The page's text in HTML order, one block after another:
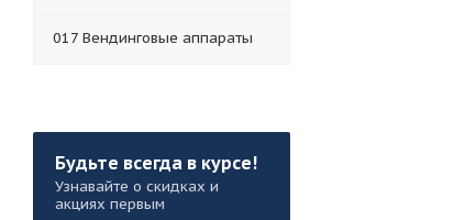
017 Вендинговые аппараты
Будьте всегда в курсе!
Узнавайте о скидках и
акциях первым